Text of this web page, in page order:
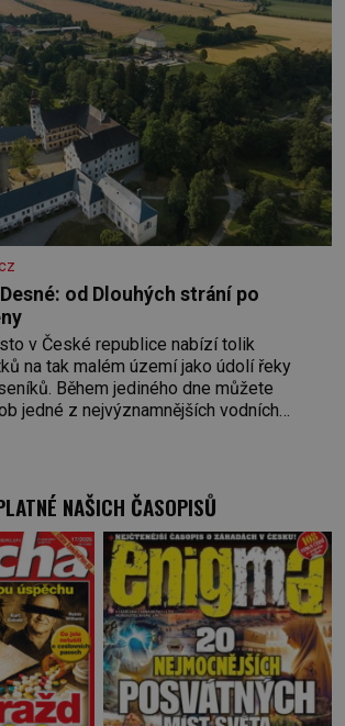
od Dlouhých strání po
v České republice nabízí tolik
na tak malém území jako údolí řeky
Během jediného dne můžete
jedné z nejvýznamnějších vodních
NAŠICH ČASOPISŮ